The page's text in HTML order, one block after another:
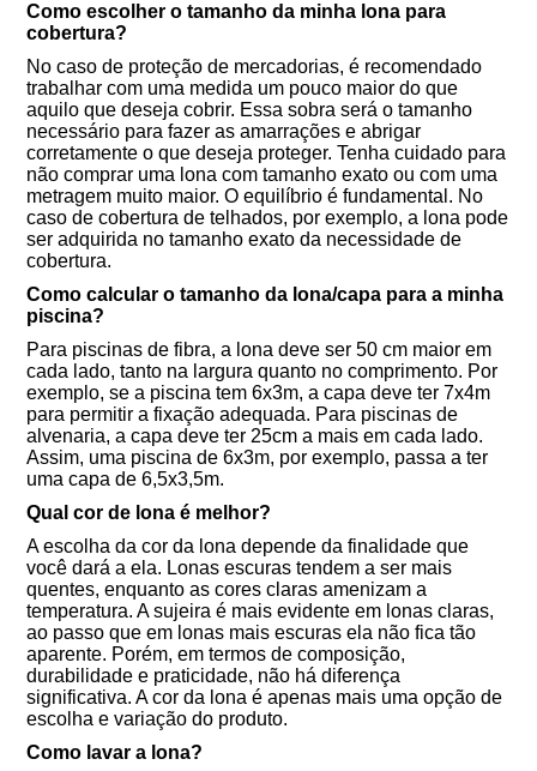
Como escolher o tamanho da minha lona para
cobertura?
No caso de proteção de mercadorias, é recomendado
trabalhar com uma medida um pouco maior do que
aquilo que deseja cobrir. Essa sobra será o tamanho
necessário para fazer as amarrações e abrigar
corretamente o que deseja proteger. Tenha cuidado para
não comprar uma lona com tamanho exato ou com uma
metragem muito maior. O equilíbrio é fundamental. No
caso de cobertura de telhados, por exemplo, a lona pode
ser adquirida no tamanho exato da necessidade de
cobertura.
Como calcular o tamanho da lona/capa para a minha
piscina?
Para piscinas de fibra, a lona deve ser 50 cm maior em
cada lado, tanto na largura quanto no comprimento. Por
exemplo, se a piscina tem 6x3m, a capa deve ter 7x4m
para permitir a fixação adequada. Para piscinas de
alvenaria, a capa deve ter 25cm a mais em cada lado.
Assim, uma piscina de 6x3m, por exemplo, passa a ter
uma capa de 6,5x3,5m.
Qual cor de lona é melhor?
A escolha da cor da lona depende da finalidade que
você dará a ela. Lonas escuras tendem a ser mais
quentes, enquanto as cores claras amenizam a
temperatura. A sujeira é mais evidente em lonas claras,
ao passo que em lonas mais escuras ela não fica tão
aparente. Porém, em termos de composição,
durabilidade e praticidade, não há diferença
significativa. A cor da lona é apenas mais uma opção de
escolha e variação do produto.
Como lavar a lona?